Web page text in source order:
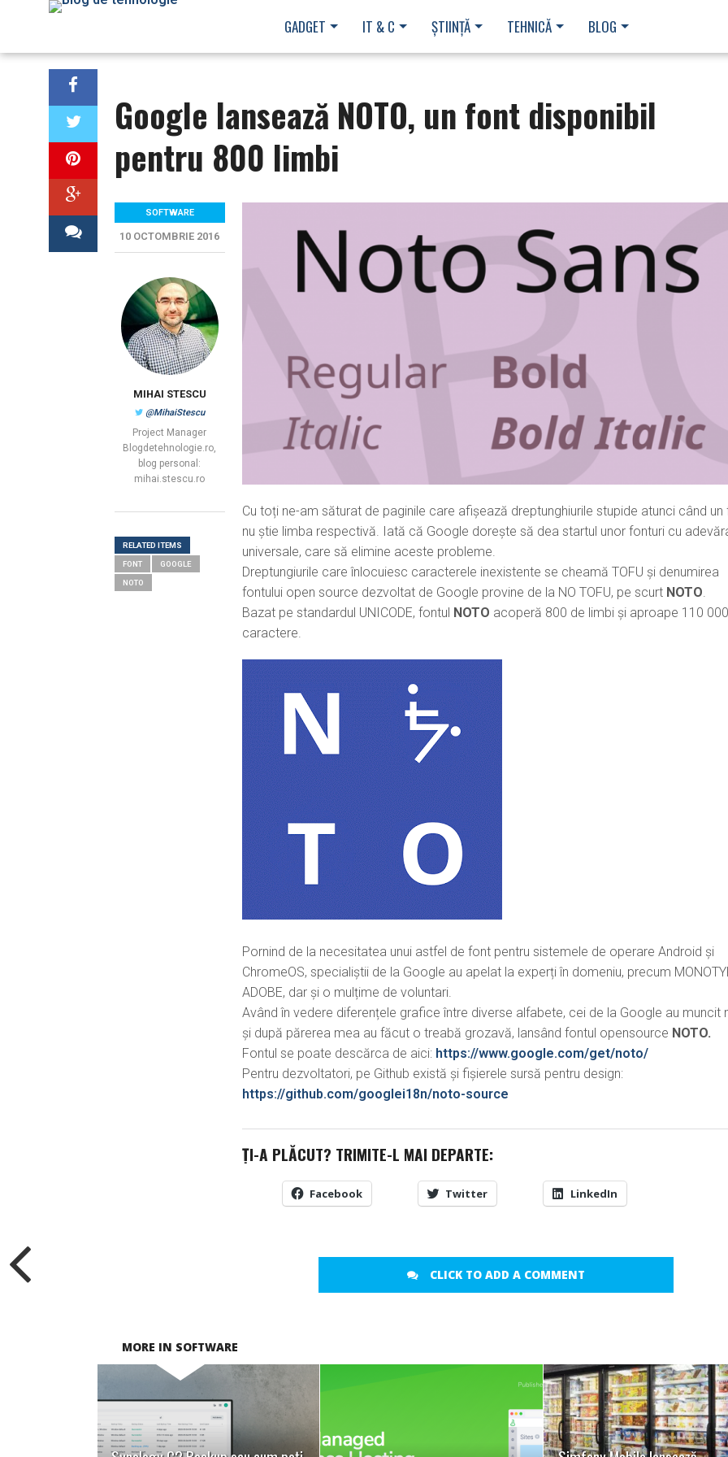
GADGET IT & C ȘTIINȚĂ TEHNICĂ BLOG
Google lansează NOTO, un font disponibil
pentru 800 limbi
Cu toți ne-am săturat de paginile care afișează dreptunghiurile stupide atunci când un
nu știe limba respectivă. Iată că Google dorește să dea startul unor fonturi cu
universale, care să elimine aceste probleme.
Dreptungiurile care înlocuiesc caracterele inexistente se cheamă TOFU și denumirea
fontului open source dezvoltat de Google provine de la NO TOFU, pe scurt NOTO.
Bazat pe standardul UNICODE, fontul NOTO acoperă 800 de limbi și aproape 110 000
caractere.
Pornind de la necesitatea unui astfel de font pentru sistemele de operare Android și
ChromeOS, specialiștii de la Google au apelat la experți în domeniu, precum
ADOBE, dar și o mulțime de voluntari.
Având în vedere diferențele grafice între diverse alfabete, cei de la Google au muncit
și după părerea mea au făcut o treabă grozavă, lansând fontul opensource NOTO.
Fontul se poate descărca de aici: https://www.google.com/get/noto/
Pentru dezvoltatori, pe Github există și fișierele sursă pentru design:
https://github.com/googlei18n/noto-source
ȚI-A PLĂCUT? TRIMITE-L MAI DEPARTE:
Facebook Twitter LinkedIn
CLICK TO ADD A COMMENT
SOFTWARE
10 OCTOMBRIE 2016
MIHAI STESCU
@MihaiStescu
Project Manager
Blogdetehnologie.ro,
blog personal:
mihai.stescu.ro
RELATED ITEMS
FONT GOOGLE
NOTO
MORE IN SOFTWARE
READ MORE READ MORE